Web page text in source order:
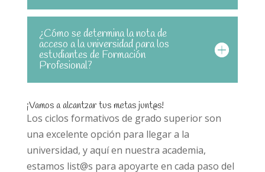
¿Cómo se determina la nota de
acceso a la universidad para los
estudiantes de Formación
Profesional?
¡Vamos a alcantzar tus metas junt@s!
Los ciclos formativos de grado superior son
una excelente opción para llegar a la
universidad, y aquí en nuestra academia,
estamos list@s para apoyarte en cada paso del